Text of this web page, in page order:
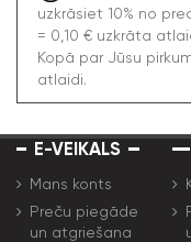
uzkrāsiet 10% no
= 0,10 € uzkrāta
Kopā par Jūsu
atlaidi.
E-VEIKALS
Mans konts
Preču piegāde
un atgriešana